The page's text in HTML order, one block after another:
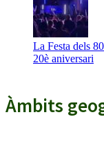
La Festa dels
20è aniversari
Àmbits